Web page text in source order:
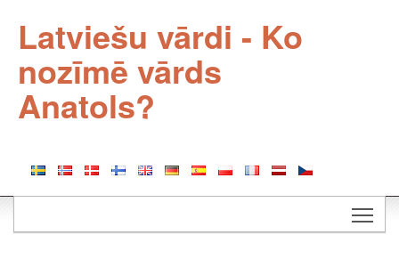
Latviešu vārdi - Ko
nozīmē vārds
Anatols?